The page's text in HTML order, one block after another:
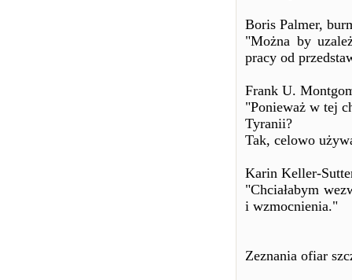
Boris Palmer,
"Można by
pracy od
Frank U.
"Ponieważ w tej
Tyranii?
Tak, celowo
Karin Keller-
"Chciałabym
i wzmocnienia."
Zeznania ofiar